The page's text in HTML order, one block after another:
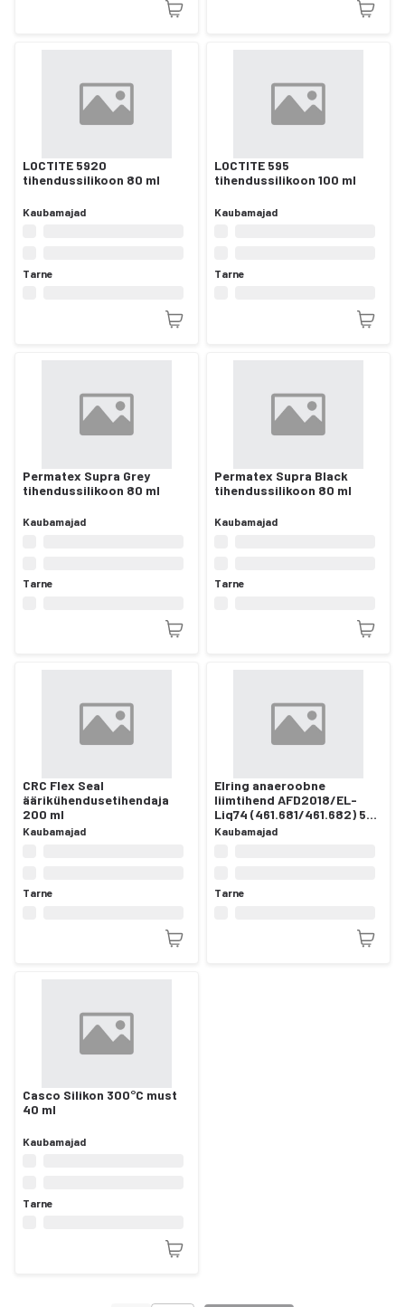
LOCTITE 5920
tihendussilikoon 80 ml
Kaubamajad
Tarne
LOCTITE 595
tihendussilikoon 100 ml
Kaubamajad
Tarne
Permatex Supra Grey
tihendussilikoon 80 ml
Kaubamajad
Tarne
Permatex Supra Black
tihendussilikoon 80 ml
Kaubamajad
Tarne
CRC Flex Seal
äärikühendusetihendaja
200 ml
Kaubamajad
Tarne
Elring anaeroobne
liimtihend AFD2018/EL-
Liq74 (461.681/461.682) 50
ml
Kaubamajad
Tarne
Casco Silikon 300°C must
40 ml
Kaubamajad
Tarne